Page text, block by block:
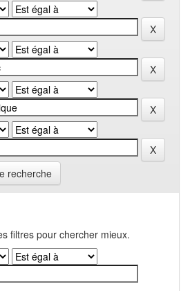
recherche
filtres pour chercher mieux.